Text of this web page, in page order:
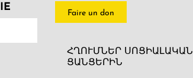
Faire un don
ՀՂՈՒՄՆԵՐ ՍՈՑԻԱԼԱԿԱՆ
ՑԱՆՑԵՐԻՆ